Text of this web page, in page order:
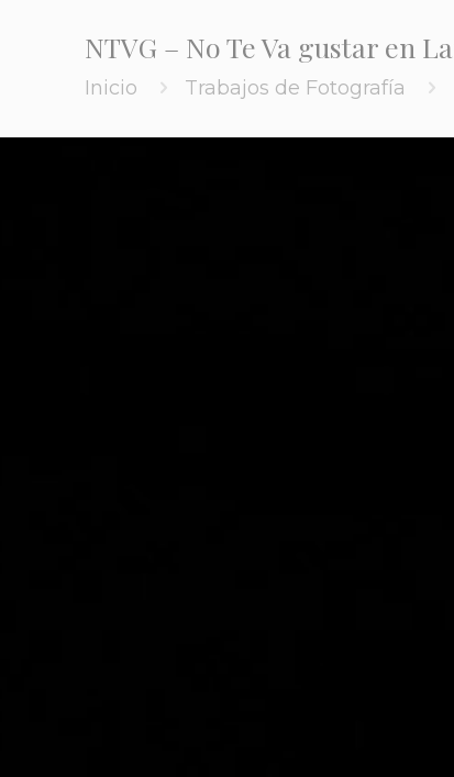
NTVG – No Te Va gustar en
Inicio Trabajos de Fotografía